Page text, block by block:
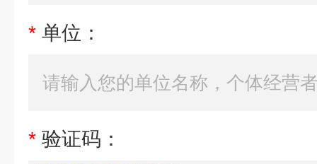
* 单位：
* 验证码：